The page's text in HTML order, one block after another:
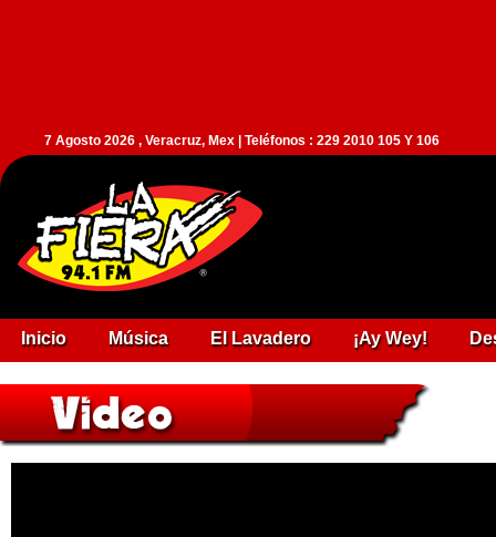
7 Agosto 2026 , Veracruz, Mex | Teléfonos : 229 2010 105 Y 106
Inicio Música El Lavadero ¡Ay Wey!